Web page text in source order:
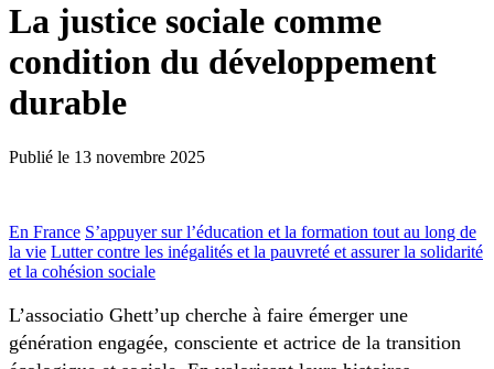
La justice sociale comme
condition du développement
durable
Publié le 13 novembre 2025
En France S’appuyer sur l’éducation et la formation tout au long de
la vie Lutter contre les inégalités et la pauvreté et assurer la solidarité
et la cohésion sociale
L’associatio Ghett’up cherche à faire émerger une
génération engagée, consciente et actrice de la transition